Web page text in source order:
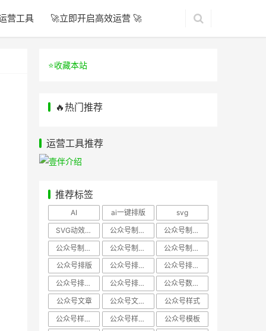
营工具 🚀立即开启高效运营 🚀
⭐️收藏本站
🔥热门推荐
运营工具推荐
推荐标签
AI ai一键排版
svg
SVG动效样式
公众号制作、公众号排版
公众号制作、公众号模板
公众号制作、微信编辑器
公众号制作，公众号排版
公众号制作，公众号排版、微信编辑器
公众号排版
公众号排版，公众号模板
公众号排版，公众号素材
公众号排版，微信编辑器
公众号排版，排版样式
公众号数据分析
公众号文章
公众号文章、公众号运营
公众号样式
公众号样式，微信公众号排版
公众号样式，微信编辑器
公众号模板